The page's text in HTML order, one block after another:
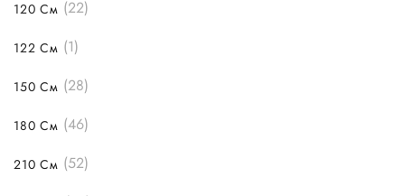
120 См (22)
122 См (1)
150 См (28)
180 См (46)
210 См (52)